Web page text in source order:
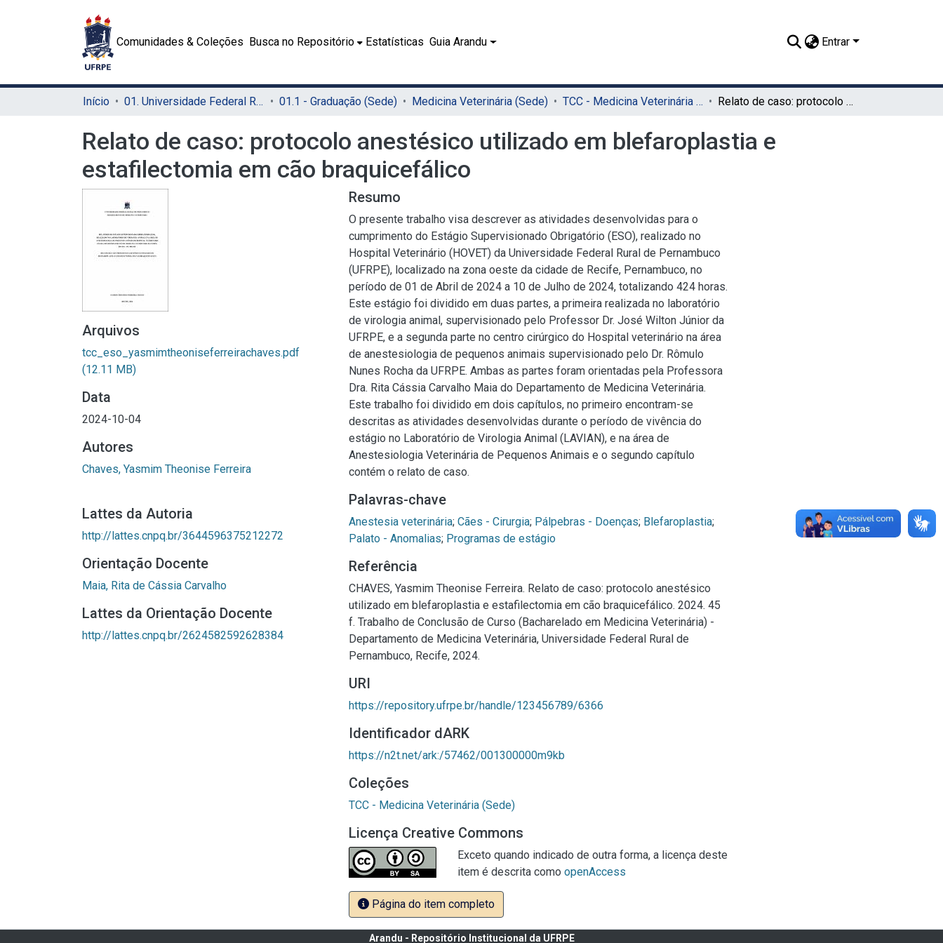
Comunidades & Coleções Busca no Repositório Estatísticas Guia Arandu Entrar
Início 01. Universidade Federal Rural de Pernambuco - UFRPE (Sede) 01.1 - Graduação (Sede) Medicina Veterinária (Sede) TCC - Medicina Veterinária (Sede) Relato de caso: protocolo anestésico utilizado em blefaroplastia e estafilectomia em cão braquicefálico
Relato de caso: protocolo anestésico utilizado em blefaroplastia e
estafilectomia em cão braquicefálico
Arquivos
tcc_eso_yasmimtheoniseferreirachaves.pdf
(12.11 MB)
Data
2024-10-04
Autores
Chaves, Yasmim Theonise Ferreira
Lattes da Autoria
http://lattes.cnpq.br/3644596375212272
Orientação Docente
Maia, Rita de Cássia Carvalho
Lattes da Orientação Docente
http://lattes.cnpq.br/2624582592628384
Resumo
O presente trabalho visa descrever as atividades desenvolvidas para o
cumprimento do Estágio Supervisionado Obrigatório (ESO), realizado no
Hospital Veterinário (HOVET) da Universidade Federal Rural de Pernambuco
(UFRPE), localizado na zona oeste da cidade de Recife, Pernambuco, no
período de 01 de Abril de 2024 a 10 de Julho de 2024, totalizando 424 horas.
Este estágio foi dividido em duas partes, a primeira realizada no laboratório
de virologia animal, supervisionado pelo Professor Dr. José Wilton Júnior da
UFRPE, e a segunda parte no centro cirúrgico do Hospital veterinário na área
de anestesiologia de pequenos animais supervisionado pelo Dr. Rômulo
Nunes Rocha da UFRPE. Ambas as partes foram orientadas pela Professora
Dra. Rita Cássia Carvalho Maia do Departamento de Medicina Veterinária.
Este trabalho foi dividido em dois capítulos, no primeiro encontram-se
descritas as atividades desenvolvidas durante o período de vivência do
estágio no Laboratório de Virologia Animal (LAVIAN), e na área de
Anestesiologia Veterinária de Pequenos Animais e o segundo capítulo
contém o relato de caso.
Palavras-chave
Anestesia veterinária; Cães - Cirurgia; Pálpebras - Doenças; Blefaroplastia;
Palato - Anomalias; Programas de estágio
Referência
CHAVES, Yasmim Theonise Ferreira. Relato de caso: protocolo anestésico
utilizado em blefaroplastia e estafilectomia em cão braquicefálico. 2024. 45
f. Trabalho de Conclusão de Curso (Bacharelado em Medicina Veterinária) -
Departamento de Medicina Veterinária, Universidade Federal Rural de
Pernambuco, Recife, 2024.
URI
https://repository.ufrpe.br/handle/123456789/6366
Identificador dARK
https://n2t.net/ark:/57462/001300000m9kb
Coleções
TCC - Medicina Veterinária (Sede)
Licença Creative Commons
Exceto quando indicado de outra forma, a licença deste
item é descrita como openAccess
Página do item completo
Arandu - Repositório Institucional da UFRPE